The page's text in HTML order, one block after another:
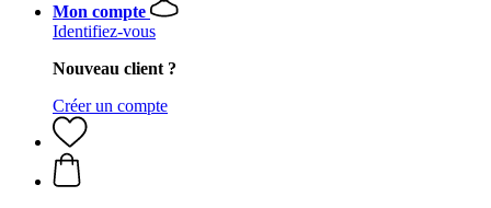
Mon compte
Identifiez-vous
Nouveau client ?
Créer un compte